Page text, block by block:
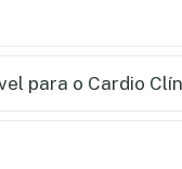
para o Cardio